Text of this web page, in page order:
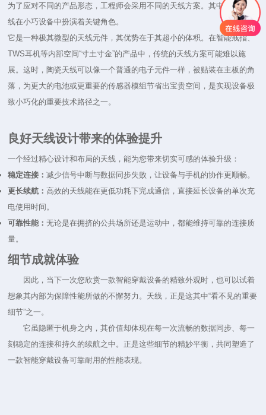
为了应对不同的产品形态，工程师会采用不同的天线方案。其中，陶瓷天
线在小巧设备中扮演着关键角色。
它是一种极其微型的天线元件，其优势在于其超小的体积。在智能戒指、
TWS耳机等内部空间“寸土寸金”的产品中，传统的天线方案可能难以施
展。这时，陶瓷天线可以像一个普通的电子元件一样，被贴装在主板的角
落，为更大的电池或更重要的传感器模组节省出宝贵空间，是实现设备极
致小巧化的重要技术路径之一。
良好天线设计带来的体验提升
一个经过精心设计和布局的天线，能为您带来切实可感的体验升级：
稳定连接：减少信号中断与数据同步失败，让设备与手机的协作更顺畅。
更长续航：高效的天线能在更低功耗下完成通信，直接延长设备的单次充
电使用时间。
可靠性能：无论是在拥挤的公共场所还是运动中，都能维持可靠的连接质
量。
细节成就体验
因此，当下一次您欣赏一款智能穿戴设备的精致外观时，也可以试着
想象其内部为保障性能所做的不懈努力。天线，正是这其中“看不见的重要
细节”之一。
它虽隐匿于机身之内，其价值却体现在每一次流畅的数据同步、每一
刻稳定的连接和持久的续航之中。正是这些细节的精妙平衡，共同塑造了
一款智能穿戴设备可靠耐用的性能表现。